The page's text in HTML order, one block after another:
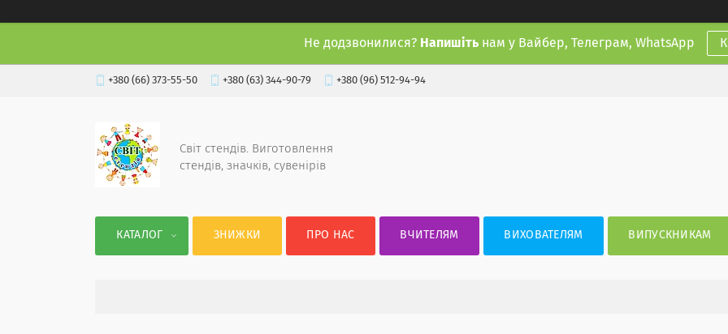
Не додзвонилися? Напишіть нам у Вайбер, Телеграм, WhatsApp
+380 (66) 373-55-50 +380 (63) 344-90-79 +380 (96) 512-94-94
Світ стендів. Виготовлення
стендів, значків, сувенірів
КАТАЛОГ ЗНИЖКИ ПРО НАС ВЧИТЕЛЯМ ВИХОВАТЕЛЯМ ВИПУСКНИКАМ